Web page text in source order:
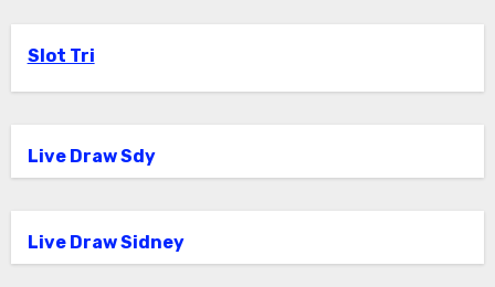
Slot Tri
Live Draw Sdy
Live Draw Sidney